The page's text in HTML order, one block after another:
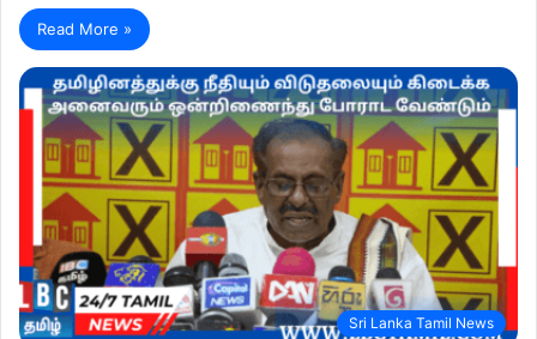
Read More »
Sri Lanka Tamil News